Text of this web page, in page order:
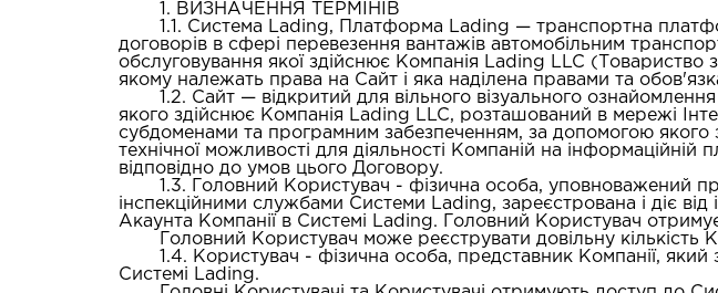
1. ВИЗНАЧЕННЯ ТЕРМІНІВ
1.1. Система Lading, Платформа Lading — транспортна
договорів в сфері перевезення вантажів автомобільним
обслуговування якої здійснює Компанія Lading LLC
якому належать права на Сайт і яка наділена правами та
1.2. Сайт — відкритий для вільного візуального
якого здійснює Компанія Lading LLC, розташований в мережі
субдоменами та програмним забезпеченням, за допомогою якого
технічної можливості для діяльності Компаній на
відповідно до умов цього Договору.
1.3.
Головний Користувач - фізична особа, уповноважений
інспекційними службами Системи Lading, зареєстрована і діє
Акаунта Компанії в Системі Lading. Головний Користувач
Головний Користувач може реєструвати довільну кількість
1.4. Користувач - фізична особа, представник Компанії, який
Системі Lading.